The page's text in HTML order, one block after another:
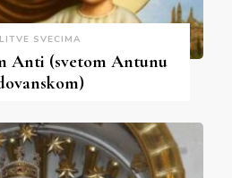
SVECIMA
Anti (svetom Antunu